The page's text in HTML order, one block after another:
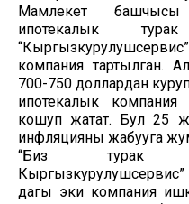
Мамлекет башчысы
ипотекалык
компания тартылган.
700-750 доллардан
ипотекалык компания
кошуп жатат. Бул 25
инфляцияны жабууга
“Биз турак
дагы эки компания